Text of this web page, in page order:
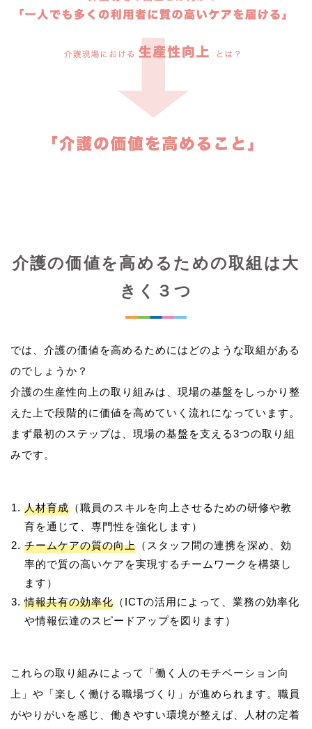
介護の価値を高めるための取組は大
きく３つ
では、介護の価値を高めるためにはどのような取組がある
のでしょうか？
介護の生産性向上の取り組みは、現場の基盤をしっかり整
えた上で段階的に価値を高めていく流れになっています。
まず最初のステップは、現場の基盤を支える3つの取り組
人材育成 （職員のスキルを向上させるための研修や教
育を通じて、専門性を強化します）
チームケアの質の向上 （スタッフ間の連携を深め、効
率的で質の高いケアを実現するチームワークを構築し
ます）
情報共有の効率化 （ICTの活用によって、業務の効率化
や情報伝達のスピードアップを図ります）
これらの取り組みによって「働く人のモチベーション向
上」や「楽しく働ける職場づくり」が進められます。職員
がやりがいを感じ、働きやすい環境が整えば、人材の定着